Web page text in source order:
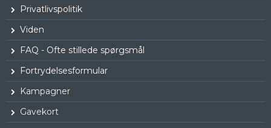
Privatlivspolitik
Viden
FAQ - Ofte stillede spørgsmål
Fortrydelsesformular
Kampagner
Gavekort